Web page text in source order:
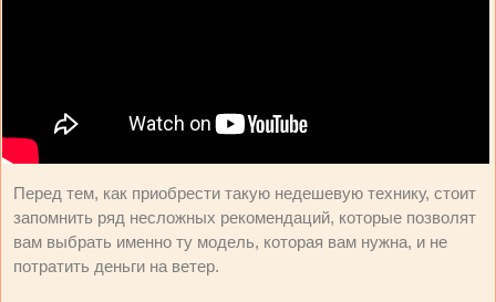
Перед тем, как приобрести такую недешевую технику, стоит
запомнить ряд несложных рекомендаций, которые позволят
вам выбрать именно ту модель, которая вам нужна, и не
потратить деньги на ветер.